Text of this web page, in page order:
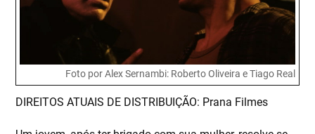
Foto por Alex Sernambi: Roberto Oliveira e Tiago Real
D IREITOS ATUAIS DE DISTRIBUIÇÃO: Prana Filmes